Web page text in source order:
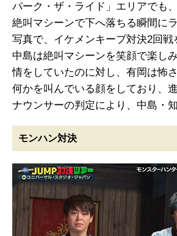
パーク・ザ・ライド」エリアでも
絶叫マシーンで下へ落ちる瞬間に
写真で、イケメンキープ対決2回戦
中島は絶叫マシーンを笑顔で楽し
情をしていたのに対し、有岡は怖
何かを叫んでいる顔をしており、
ナウンサーの判定により、中島・
モンハン対決